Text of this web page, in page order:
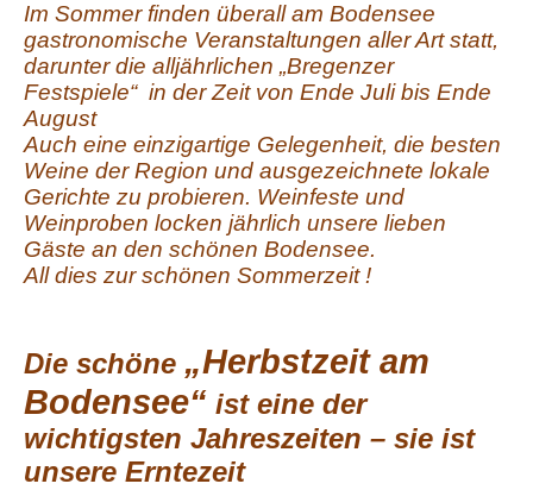
Im Sommer finden überall am Bodensee
gastronomische Veranstaltungen aller Art statt,
darunter die alljährlichen „Bregenzer
Festspiele“ in der Zeit von Ende Juli bis Ende
August
Auch eine einzigartige Gelegenheit, die besten
Weine der Region und ausgezeichnete lokale
Gerichte zu probieren. Weinfeste und
Weinproben locken jährlich unsere lieben
Gäste an den schönen Bodensee.
All dies zur schönen Sommerzeit !
Die schöne „Herbstzeit am
Bodensee“ ist eine der
wichtigsten Jahreszeiten – sie ist
unsere Erntezeit